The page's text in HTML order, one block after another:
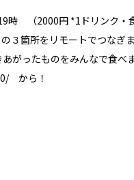
時 （2000円 *1ドリンク・食
３箇所をリモートでつなぎ
がったものをみんなで食べま
から！